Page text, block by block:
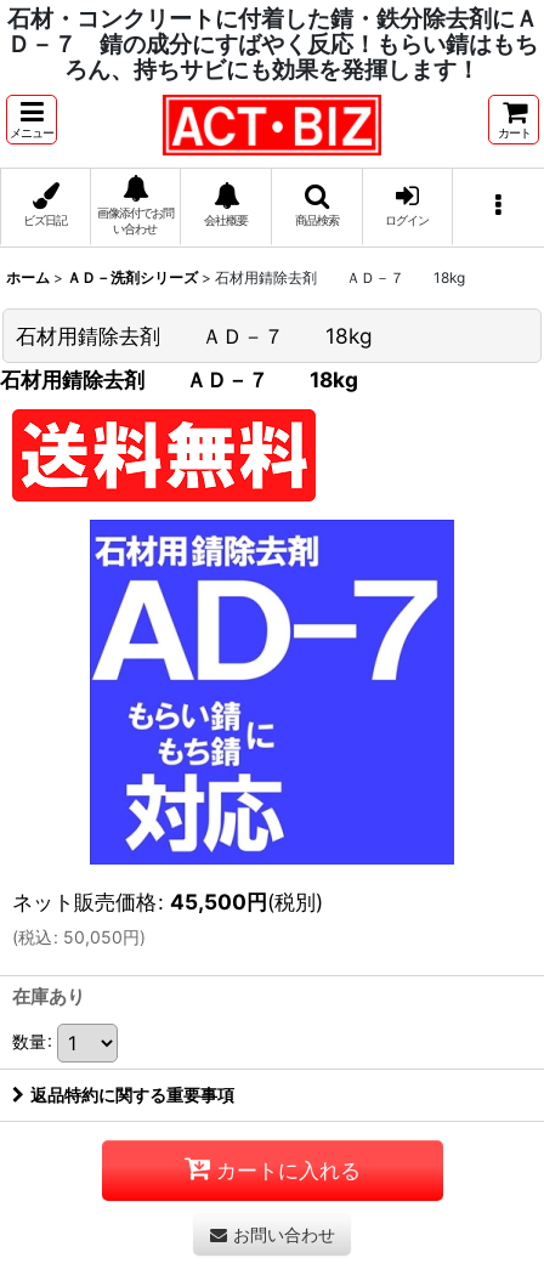
石材・コンクリートに付着した錆・鉄分除去剤にＡ
Ｄ－７ 錆の成分にすばやく反応！もらい錆はもち
ろん、持ちサビにも効果を発揮します！
メニュー カート
ビズ日記
画像添付でお問
い合わせ
会社概要 商品検索 ログイン
ホーム > ＡＤ－洗剤シリーズ > 石材用錆除去剤 ＡＤ－７ 18kg
石材用錆除去剤 ＡＤ－７ 18kg
石材用錆除去剤 ＡＤ－７ 18kg
ネット販売価格: 45,500円(税別)
(税込: 50,050円)
在庫あり
数量:
返品特約に関する重要事項
カートに入れる
お問い合わせ